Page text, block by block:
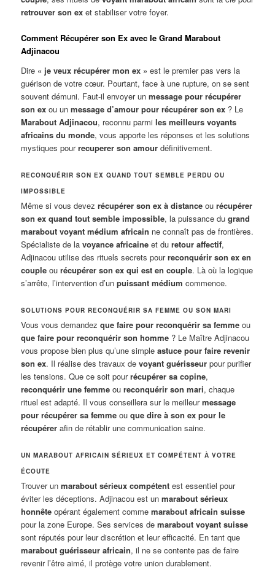
retrouver son ex et stabiliser votre foyer.
Comment Récupérer son Ex avec le Grand Marabout
Adjinacou
Dire « je veux récupérer mon ex » est le premier pas vers la
guérison de votre cœur. Pourtant, face à une rupture, on se sent
souvent démuni. Faut-il envoyer unmessage pour récupérer
son ex ou unmessage d’amour pour récupérer son ex ? Le
Marabout Adjinacou, reconnu parmiles meilleurs voyants
africains du monde, vous apporte les réponses et les solutions
mystiques pourrecuperer son amour définitivement.
RECONQUÉRIR SON EX QUAND TOUT SEMBLE PERDU OU
IMPOSSIBLE
Même si vous devezrécupérer son ex à distance ourécupérer
son ex quand tout semble impossible, la puissance dugrand
marabout voyant médium africain ne connaît pas de frontières.
Spécialiste de lavoyance africaine et duretour affectif,
Adjinacou utilise des rituels secrets pourreconquérir son ex en
couple ourécupérer son ex qui est en couple. Là où la logique
s’arrête, l’intervention d’unpuissant médium commence.
SOLUTIONS POUR RECONQUÉRIR SA FEMME OU SON MARI
Vous vous demandezque faire pour reconquérir sa femme ou
que faire pour reconquérir son homme ? Le Maître Adjinacou
vous propose bien plus qu’une simpleastuce pour faire revenir
son ex. Il réalise des travaux devoyant guérisseur pour purifier
les tensions. Que ce soit pourrécupérer sa copine,
reconquérir une femme oureconquérir son mari, chaque
rituel est adapté. Il vous conseillera sur le meilleurmessage
pour récupérer sa femme ouque dire à son ex pour le
récupérer afin de rétablir une communication saine.
UN MARABOUT AFRICAIN SÉRIEUX ET COMPÉTENT À VOTRE
ÉCOUTE
Trouver unmarabout sérieux compétent est essentiel pour
éviter les déceptions. Adjinacou est unmarabout sérieux
honnête opérant également commemarabout africain suisse
pour la zone Europe. Ses services demarabout voyant suisse
sont réputés pour leur discrétion et leur efficacité. En tant que
marabout guérisseur africain, il ne se contente pas de faire
revenir l’être aimé, il protège votre union durablement.